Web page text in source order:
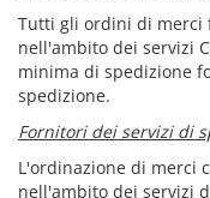
Tutti gli ordini di merci
nell'ambito dei servizi
minima di spedizione
spedizione.
Fornitori dei servizi di
L'ordinazione di merci
nell'ambito dei servizi